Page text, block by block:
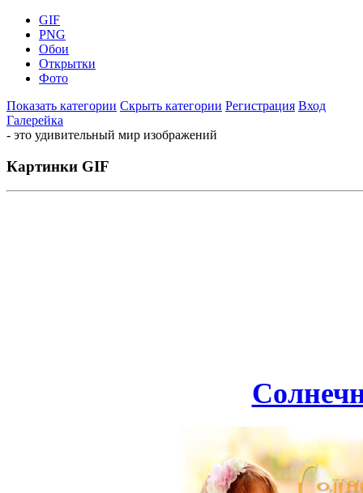
GIF
PNG
Обои
Открытки
Фото
Показать категории Скрыть категории Регистрация Вход
Галерейка
- это удивительный мир изображений
Картинки GIF